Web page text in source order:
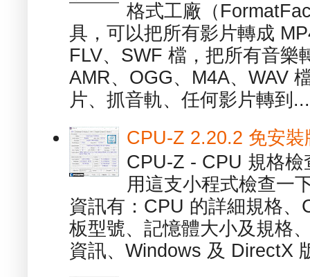
格式工廠（
具，可以把所有影片轉成
FLV、SWF 檔，把所有音樂
AMR、OGG、M4A、WAV
片、抓音軌、任何影片轉到...
CPU-Z 2.20.2 免安
CPU-Z - CPU 規格
用這支小程式檢查一
資訊有：CPU 的詳細規格
板型號、記憶體大小及規格
資訊、Windows 及 DirectX